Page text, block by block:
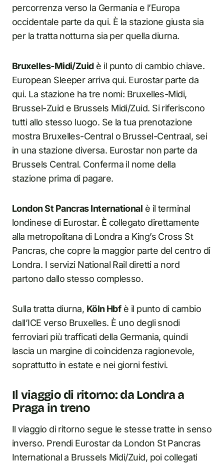
percorrenza verso la Germania e l’Europa
occidentale parte da qui. È la stazione giusta sia
per la tratta notturna sia per quella diurna.
Bruxelles-Midi/Zuidè il punto di cambio chiave.
European Sleeper arriva qui. Eurostar parte da
qui. La stazione ha tre nomi: Bruxelles-Midi,
Brussel-Zuid e Brussels Midi/Zuid. Si riferiscono
tutti allo stesso luogo. Se la tua prenotazione
mostra Bruxelles-Central o Brussel-Centraal, sei
in una stazione diversa. Eurostar non parte da
Brussels Central. Conferma il nome della
stazione prima di pagare.
London St Pancras International è il terminal
londinese di Eurostar. È collegato direttamente
alla metropolitana di Londra a King’s Cross St
Pancras, che copre la maggior parte del centro di
Londra. I servizi National Rail diretti a nord
partono dallo stesso complesso.
Sulla tratta diurna, Köln Hbfè il punto di cambio
dall’ICE verso Bruxelles. È uno degli snodi
ferroviari più trafficati della Germania, quindi
lascia un margine di coincidenza ragionevole,
soprattutto in estate e nei giorni festivi.
Il viaggio di ritorno: da Londra a
Praga in treno
Il viaggio di ritorno segue le stesse tratte in senso
inverso. Prendi Eurostar da London St Pancras
International a Brussels Midi/Zuid, poi collegati